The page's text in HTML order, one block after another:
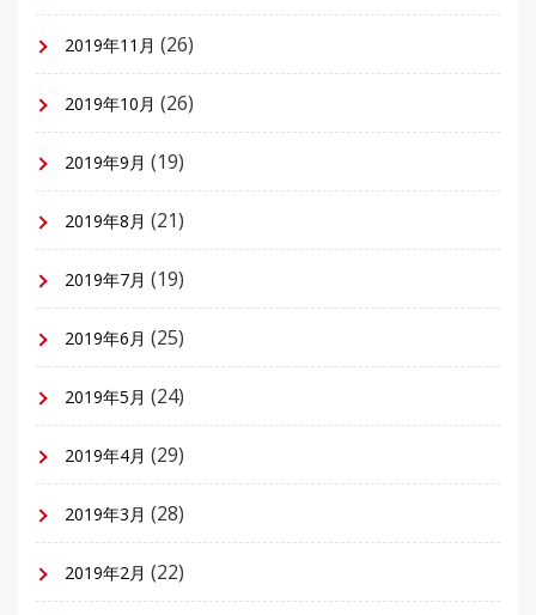
2019年11月 (26)
2019年10月 (26)
2019年9月 (19)
2019年8月 (21)
2019年7月 (19)
2019年6月 (25)
2019年5月 (24)
2019年4月 (29)
2019年3月 (28)
2019年2月 (22)